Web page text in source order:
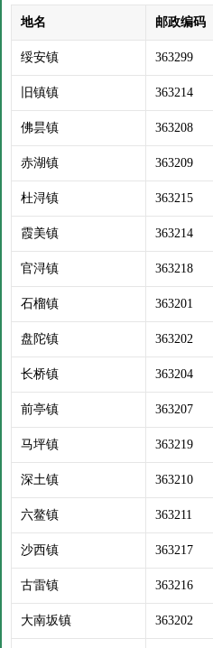
地名 邮政编码
绥安镇 363299
旧镇镇 363214
佛昙镇 363208
赤湖镇 363209
杜浔镇 363215
霞美镇 363214
官浔镇 363218
石榴镇 363201
盘陀镇 363202
长桥镇 363204
前亭镇 363207
马坪镇 363219
深土镇 363210
六鳌镇 363211
沙西镇 363217
古雷镇 363216
大南坂镇 363202